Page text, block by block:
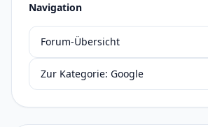
Navigation
Forum-Übersicht
Zur Kategorie: Google